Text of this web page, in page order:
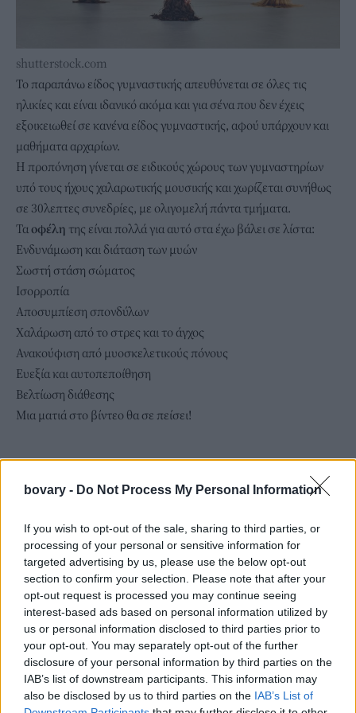
bovary - Do Not Process My Personal Information
If you wish to opt-out of the sale, sharing to third parties, or
processing of your personal or sensitive information for
targeted advertising by us, please use the below opt-out
section to confirm your selection. Please note that after your
opt-out request is processed you may continue seeing
interest-based ads based on personal information utilized by
us or personal information disclosed to third parties prior to
your opt-out. You may separately opt-out of the further
disclosure of your personal information by third parties on the
IAB’s list of downstream participants. This information may
also be disclosed by us to third parties on the IAB’s List of
shutterstock.com
Το παραπάνω είδος γυμναστικής απευθύνεται σε όλες τις
ηλικίες και είναι ιδανικό ακόμα και για σένα που δεν έχεις
εξοικειωθεί σε κανένα είδος γυμναστικής, αφού υπάρχουν και
μαθήματα αρχαρίων.
Η προπόνηση γίνεται σε ειδικούς χώρους των γυμναστηρίων
υπό τους ήχους χαλαρωτικής μουσικής και χωρίζεται συνήθως
σε 30λεπτες συνεδρίες, με ολιγομελή πάντα τμήματα.
Τα οφέλη της είναι πολλά για αυτό στα έχω βάλει σε λίστα:
Ενδυνάμωση και διάταση των μυών
Σωστή στάση σώματος
Ισορροπία
Αποσυμπίεση σπονδύλων
Χαλάρωση από το στρες και το άγχος
Ανακούφιση από μυοσκελετικούς πόνους
Ευεξία και αυτοπεποίθηση
Βελτίωση διάθεσης
Μια ματιά στο βίντεο θα σε πείσει!